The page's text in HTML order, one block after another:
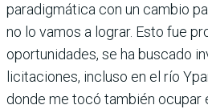
paradigmática con un cambio
no lo vamos a lograr. Esto fue
oportuni­dades, se ha buscado
licitaciones, incluso en el río
donde me tocó también ocu­par